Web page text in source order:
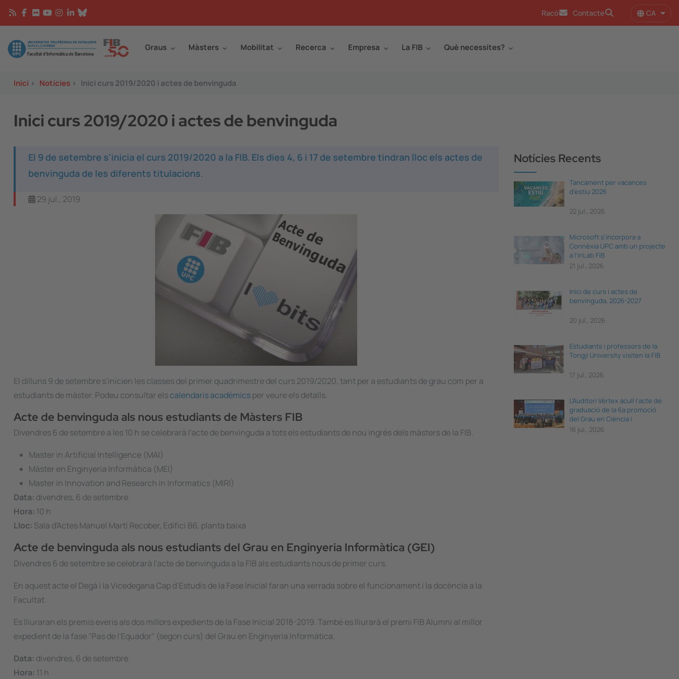
Vés al contingut
Racó Contacte CA
Image Graus Màsters Mobilitat Recerca Empresa La FIB Què necessites?
Inici > Notícies > Inici curs 2019/2020 i actes de benvinguda
Inici curs 2019/2020 i actes de benvinguda
El 9 de setembre s'inicia el curs 2019/2020 a la FIB. Els dies 4, 6 i 17 de setembre tindran lloc els actes de
benvinguda de les diferents titulacions.
29 jul., 2019
El dilluns 9 de setembre s'inicien les classes del primer quadrimestre del curs 2019/2020, tant per a estudiants de grau com per a
estudiants de màster. Podeu consultar elscalendaris acadèmicsper veure els detalls.
Acte de benvinguda als nous estudiants de Màsters FIB
Divendres 6 de setembre a les 10 h se celebrarà l'acte de benvinguda a tots els estudiants de nou ingrés dels màsters de la FIB.
Master in Artificial Intelligence (MAI)
Màster en Enginyeria Informàtica (MEI)
Master in Innovation and Research in Informatics (MIRI)
Data: divendres, 6 de setembre
Hora: 10 h
Lloc: Sala d'Actes Manuel Martí Recober, Edifici B6, planta baixa
Acte de benvinguda als nous estudiants del Grau en Enginyeria Informàtica (GEI)
Divendres 6 de setembre se celebrarà l'acte de benvinguda a la FIB als estudiants nous de primer curs.
En aquest acte el Degà i la Vicedegana Cap d’Estudis de la Fase Inicial faran una xerrada sobre el funcionament i la docència a la
Facultat.
Es lliuraran els premis everis als dos millors expedients de la Fase Inicial 2018-2019. També es lliurarà el premi FIB Alumni al millor
expedient de la fase "Pas de l'Equador" (segon curs) del Grau en Enginyeria Informàtica.
Data: divendres, 6 de setembre
Hora: 11 h
Notícies Recents
Tancament per vacances
d'estiu 2026
22 jul., 2026
Microsoft s'incorpora a
Connèxia UPC amb un projecte
a l'inLab FIB
21 jul., 2026
Inici de curs i actes de
benvinguda, 2026-2027
20 jul., 2026
Estudiants i professors de la
Tongji University visiten la FIB
17 jul., 2026
L’Auditori Vèrtex acull l’acte de
graduació de la 6a promoció
del Grau en Ciència i
Enginyeria de Dades
16 jul., 2026